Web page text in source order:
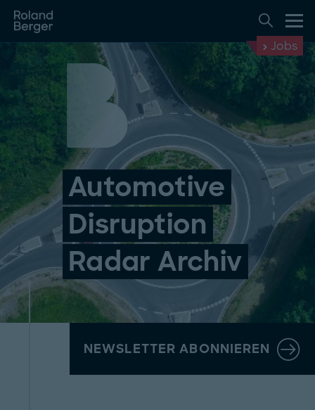
Jobs
Automotive
Disruption
Radar Archiv
NEWSLETTER ABONNIEREN